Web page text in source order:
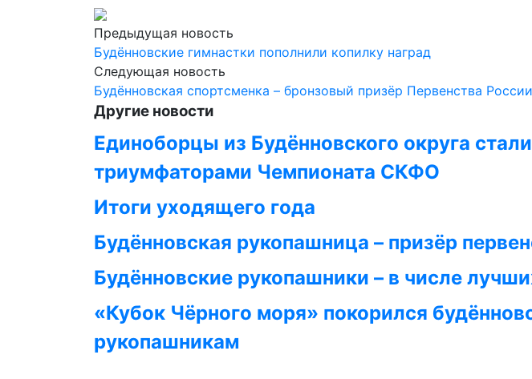
Предыдущая новость
Будённовские гимнастки пополнили копилку наград
Следующая новость
Будённовская спортсменка – бронзовый призёр Первенства России
Другие новости
Единоборцы из Будённовского округа стали
триумфаторами Чемпионата СКФО
Итоги уходящего года
Будённовская рукопашница – призёр
Будённовские рукопашники – в числе
«Кубок Чёрного моря» покорился
рукопашникам